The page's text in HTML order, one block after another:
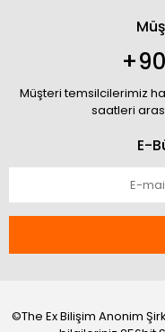
Müşteri temsilcilerimiz
saatleri
E-
©The Ex Bilişim Anonim